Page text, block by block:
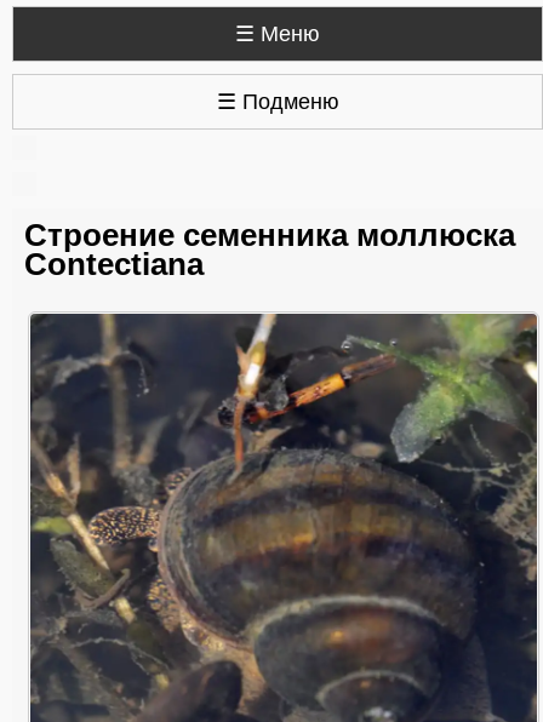
☰ Меню
☰ Подменю
Строение семенника моллюска
Contectiana